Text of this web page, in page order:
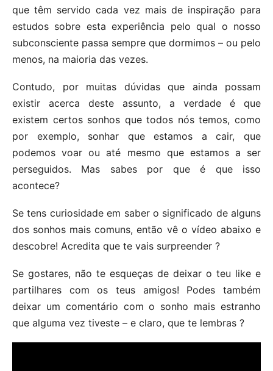
que têm servido cada vez mais de inspiração para
estudos sobre esta experiência pelo qual o nosso
subconsciente passa sempre que dormimos – ou pelo
menos, na maioria das vezes.
Contudo, por muitas dúvidas que ainda possam
existir acerca deste assunto, a verdade é que
existem certos sonhos que todos nós temos, como
por exemplo, sonhar que estamos a cair, que
podemos voar ou até mesmo que estamos a ser
perseguidos. Mas sabes por que é que isso
acontece?
Se tens curiosidade em saber o significado de alguns
dos sonhos mais comuns, então vê o vídeo abaixo e
descobre! Acredita que te vais surpreender ?
Se gostares, não te esqueças de deixar o teu like e
partilhares com os teus amigos! Podes também
deixar um comentário com o sonho mais estranho
que alguma vez tiveste – e claro, que te lembras ?